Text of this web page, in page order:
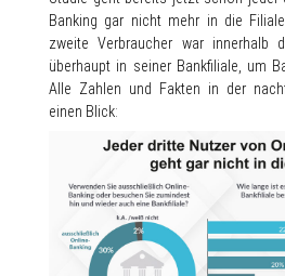
Banking gar nicht mehr in die
zweite Verbraucher war innerhalb
überhaupt in seiner Bankfiliale, um
Alle Zahlen und Fakten in der
einen Blick: